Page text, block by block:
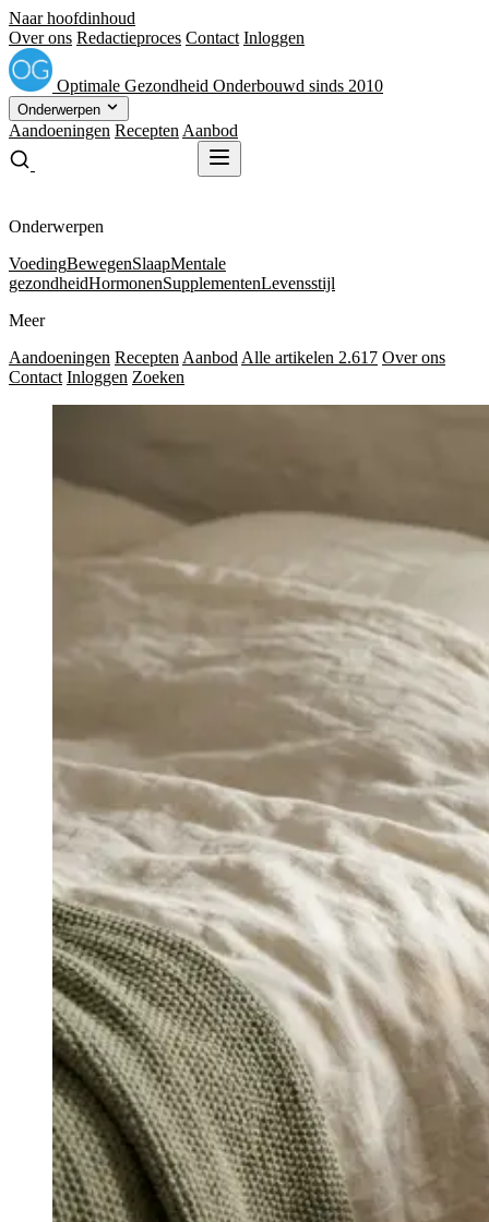
Naar hoofdinhoud
Over ons Redactieproces Contact Inloggen
Optimale Gezondheid Onderbouwd sinds 2010
Onderwerpen
Aandoeningen Recepten Aanbod
Onderwerpen
VoedingBewegenSlaapMentale
gezondheidHormonenSupplementenLevensstijl
Meer
Aandoeningen Recepten Aanbod Alle artikelen 2.617 Over ons
Contact Inloggen Zoeken